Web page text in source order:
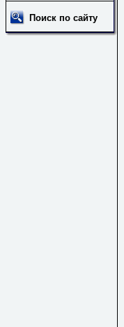
Поиск по сайту